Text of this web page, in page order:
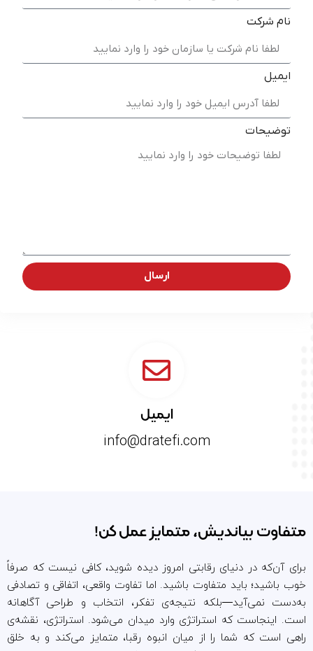
نام شرکت
ایمیل
توضیحات
ارسال
ایمیل
info@dratefi.com
متفاوت بیاندیش، متمایز عمل کن!
برای آن‌که در دنیای رقابتی امروز دیده شوید، کافی نیست که صرفاً
خوب باشید؛ باید متفاوت باشید. اما تفاوت واقعی، اتفاقی و تصادفی
به‌دست نمی‌آید—بلکه نتیجه‌ی تفکر، انتخاب و طراحی آگاهانه
است. اینجاست که استراتژی وارد میدان می‌شود. استراتژی، نقشه‌ی
راهی است که شما را از میان انبوه رقبا، متمایز می‌کند و به خلق